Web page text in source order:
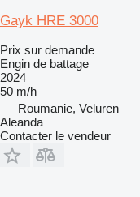
Gayk HRE 3000
Prix sur demande
Engin de battage
2024
50 m/h
Roumanie, Veluren
Aleanda
Contacter le vendeur